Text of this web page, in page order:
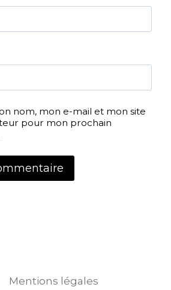
nom, mon e-mail et mon site
pour mon prochain
Mentions légales